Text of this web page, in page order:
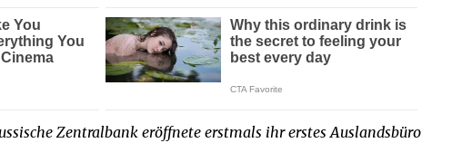
Zentralbank eröffnete erstmals ihr erstes Auslandsbüro